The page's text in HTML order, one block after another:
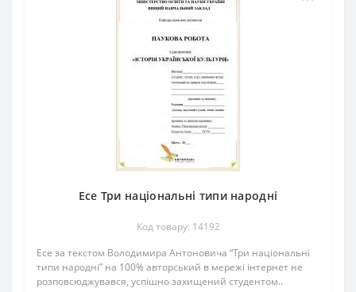
Есе Три національні типи народні
Код товару: 14192
Есе за текстом Володимира Антоновича “Три національні
типи народні” на 100% авторський в мережі інтернет не
розповсюджувався, успішно захищений студентом..